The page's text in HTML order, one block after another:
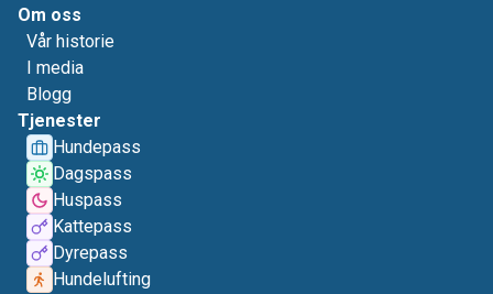
Om oss
Vår historie
I media
Blogg
Tjenester
Hundepass
Dagspass
Huspass
Kattepass
Dyrepass
Hundelufting